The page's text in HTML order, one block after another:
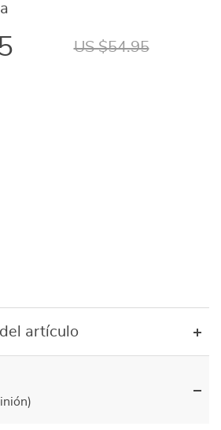
US $54.95
artículo